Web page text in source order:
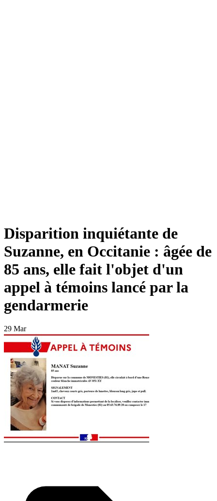
Disparition inquiétante de
Suzanne, en Occitanie : âgée de
85 ans, elle fait l'objet d'un
appel à témoins lancé par la
gendarmerie
29 Mar